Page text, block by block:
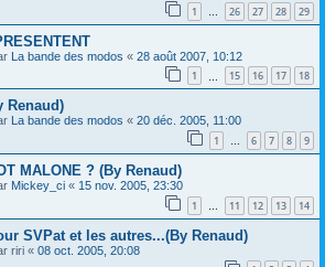
1 … 26 27 28 29
La bande des modos « 28 août 2007, 10:12
1 15 16 17 18
Renaud)
La bande des modos « 20 déc. 2005, 11:00
1 … 6 7 8 9
MALONE ? (By Renaud)
Mickey_ci « 15 nov. 2005, 23:30
1 … 11 12 13 14
SVPat et les autres...(By Renaud)
riri « 08 oct. 2005, 20:08